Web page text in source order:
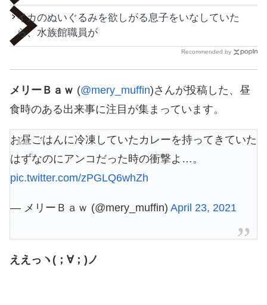
イカのぬいぐるみを欲しがる息子をいなしていた
ら、水族館職員が
Recommended by
メリーＢａｗ (@mery_muffin)さんが投稿した、昼
食時のある出来事に注目が集まっています。
お昼ごはんに冷凍していたカレーを持ってきていた
はずなのにアンコだった時の衝撃よ…。
pic.twitter.com/zPGLQ6whZh
— メリーＢａｗ (@mery_muffin) April 23, 2021
ええっヽ(；∀；)ノ